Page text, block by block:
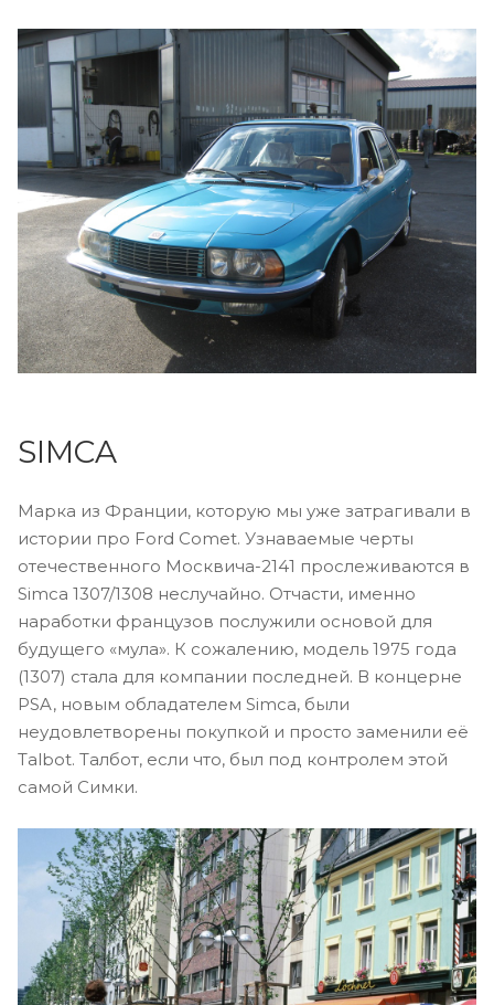
SIMCA
Марка из Франции, которую мы уже затрагивали в
истории про Ford Comet. Узнаваемые черты
отечественного Москвича-2141 прослеживаются в
Simca 1307/1308 неслучайно. Отчасти, именно
наработки французов послужили основой для
будущего «мула». К сожалению, модель 1975 года
(1307) стала для компании последней. В концерне
PSA, новым обладателем Simca, были
неудовлетворены покупкой и просто заменили её
Talbot. Талбот, если что, был под контролем этой
самой Симки.